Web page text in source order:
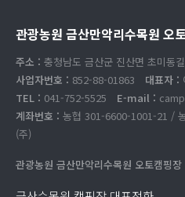
관광농원 금산만악리수목원 오
주소 : 충청남도 금산군 진산면 초미동
사업자번호 : 852-88-01863 대표자 :
TEL : 041-752-5525 E-mail :
계좌번호 : 농협 301-6600-1001-21 /
(주)
관광농원 금산만악리수목원 오토캠핑장